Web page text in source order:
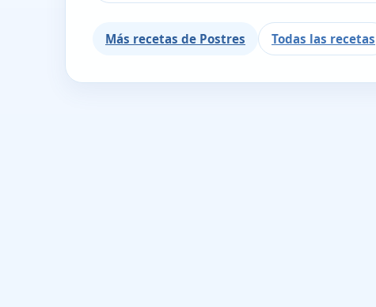
Más recetas de Postres Todas las recetas